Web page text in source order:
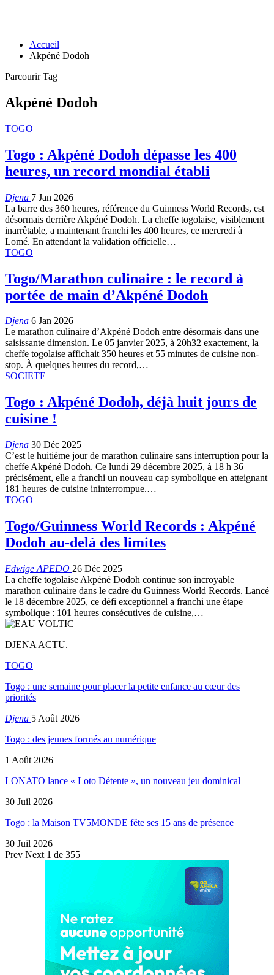
Accueil
Akpéné Dodoh
Parcourir Tag
Akpéné Dodoh
TOGO
Togo : Akpéné Dodoh dépasse les 400
heures, un record mondial établi
Djena 7 Jan 2026
La barre des 360 heures, référence du Guinness World Records, est
désormais derrière Akpéné Dodoh. La cheffe togolaise, visiblement
inarrêtable, a maintenant franchi les 400 heures, ce mercredi à
Lomé. En attendant la validation officielle…
TOGO
Togo/Marathon culinaire : le record à
portée de main d’Akpéné Dodoh
Djena 6 Jan 2026
Le marathon culinaire d’Akpéné Dodoh entre désormais dans une
saisissante dimension. Le 05 janvier 2025, à 20h32 exactement, la
cheffe togolaise affichait 350 heures et 55 minutes de cuisine non-
stop. À quelques heures du record,…
SOCIETE
Togo : Akpéné Dodoh, déjà huit jours de
cuisine !
Djena 30 Déc 2025
C’est le huitième jour de marathon culinaire sans interruption pour la
cheffe Akpéné Dodoh. Ce lundi 29 décembre 2025, à 18 h 36
précisément, elle a franchi un nouveau cap symbolique en atteignant
181 heures de cuisine ininterrompue.…
TOGO
Togo/Guinness World Records : Akpéné
Dodoh au-delà des limites
Edwige APEDO 26 Déc 2025
La cheffe togolaise Akpéné Dodoh continue son incroyable
marathon culinaire dans le cadre du Guinness World Records. Lancé
le 18 décembre 2025, ce défi exceptionnel a franchi une étape
symbolique : 101 heures consécutives de cuisine,…
DJENA ACTU.
TOGO
Togo : une semaine pour placer la petite enfance au cœur des
priorités
Djena 5 Août 2026
Togo : des jeunes formés au numérique
1 Août 2026
LONATO lance « Loto Détente », un nouveau jeu dominical
30 Juil 2026
Togo : la Maison TV5MONDE fête ses 15 ans de présence
30 Juil 2026
Prev Next 1 de 355